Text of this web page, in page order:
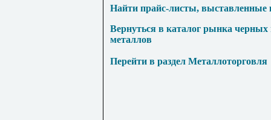
Найти прайс-листы, выставленные
Вернуться в каталог рынка
металлов
Перейти в раздел Металлоторговля